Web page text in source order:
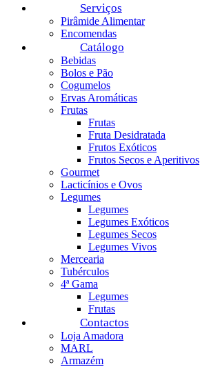
Serviços
Pirâmide Alimentar
Encomendas
Catálogo
Bebidas
Bolos e Pão
Cogumelos
Ervas Aromáticas
Frutas
Frutas
Fruta Desidratada
Frutos Exóticos
Frutos Secos e Aperitivos
Gourmet
Lacticínios e Ovos
Legumes
Legumes
Legumes Exóticos
Legumes Secos
Legumes Vivos
Mercearia
Tubérculos
4ª Gama
Legumes
Frutas
Contactos
Loja Amadora
MARL
Armazém